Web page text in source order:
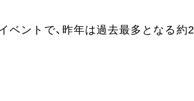
ベントで、昨年は過去最多となる約